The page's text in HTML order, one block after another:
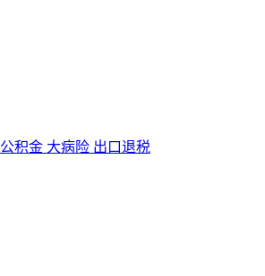
公积金 大病险 出口退税